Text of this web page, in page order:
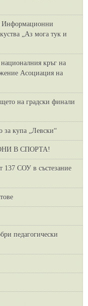
Информационни
„Аз мога тук и
кръг на
Асоциация на
на градски финали
за купа „Левски“
В СПОРТА!
137 СОУ в състезание
педагогически